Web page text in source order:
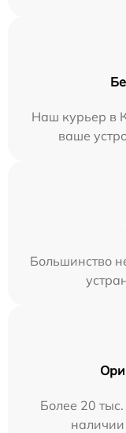
Наш курьер в
ваше
Большинство
Более 20